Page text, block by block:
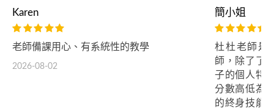
Karen
老師備課用心、有系統性的教學
2026-08-02
簡小姐
杜杜老師是
師，除了了
子的個人特
分數高低為
的終身技能